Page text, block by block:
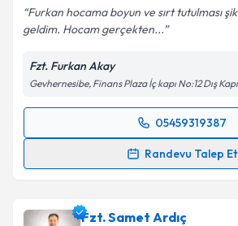
Kişisel verilerimin işlenmesine
Metni'ni okudum ve kişisel
Furkan hocama boyun ve sırt tutulması
geldim. Hocam gerçekten...
Fzt. Furkan Akay
Gevhernesibe, Finans Plaza İç kapı No:12 Dış
05459319387
Randevu Talep Et
Randevu Takvimi Talebi
takvim hazırlandığında e-posta ile
Fzt. Samet Ardıç